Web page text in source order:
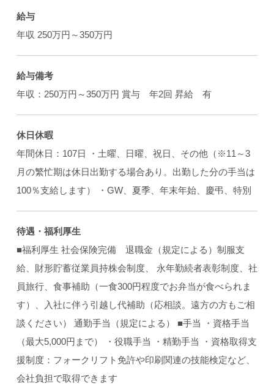
給与
年収 250万円～350万円
給与備考
年収：250万円～350万円 賞与 年2回 昇給 有
休日休暇
年間休日：107日 ・土曜、日曜、祝日、その他（※11～3
月の繁忙期は休日出勤する場合あり。出勤した分の手当は
100％支給します） ・GW、夏季、年末年始、慶弔、特別
待遇・福利厚生
■福利厚生 社会保険完備 退職金（規定による）制服支
給、財形貯蓄従業員持株会制度、 永年勤続者表彰制度、社
員旅行、食事補助（一食300円程度でお弁当が食べられま
す）、入社に伴う引越し代補助（応相談。遠方の方もご相
談ください） 通勤手当（規定による） ■手当 ・資格手当
（最大5,000円まで） ・役職手当 ・精勤手当 ・資格取得支
援制度：フォークリフト免許や印刷関連の技能検定など、
会社負担で取得できます